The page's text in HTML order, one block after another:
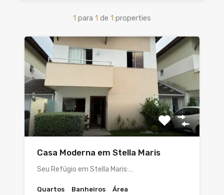
1 para 1 de 1 properties
Casa Moderna em Stella Maris
Seu Refúgio em Stella Maris:…
Quartos Banheiros Área